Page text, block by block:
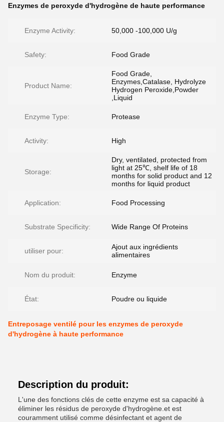
Enzymes de peroxyde d'hydrogène de haute performance
Enzyme Activity: 50,000 -100,000 U/g
Safety: Food Grade
Product Name:
Food Grade,
Enzymes,Catalase, Hydrolyze
Hydrogen Peroxide,Powder
,Liquid
Enzyme Type: Protease
Activity: High
Storage:
Dry, ventilated, protected from
light at 25℃, shelf life of 18
months for solid product and 12
months for liquid product
Application: Food Processing
Substrate Specificity: Wide Range Of Proteins
utiliser pour:
Ajout aux ingrédients
alimentaires
Nom du produit: Enzyme
État: Poudre ou liquide
Entreposage ventilé pour les enzymes de peroxyde
d'hydrogène à haute performance
Description du produit:
L'une des fonctions clés de cette enzyme est sa capacité à
éliminer les résidus de peroxyde d'hydrogène.et est
couramment utilisé comme désinfectant et agent de